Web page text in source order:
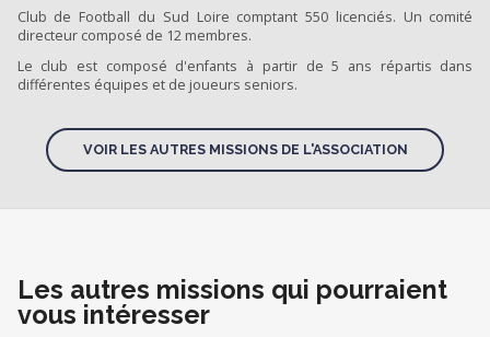
Club de Football du Sud Loire comptant 550 licenciés. Un comité
directeur composé de 12 membres.
Le club est composé d'enfants à partir de 5 ans répartis dans
différentes équipes et de joueurs seniors.
VOIR LES AUTRES MISSIONS DE L'ASSOCIATION
Les autres missions qui pourraient
vous intéresser